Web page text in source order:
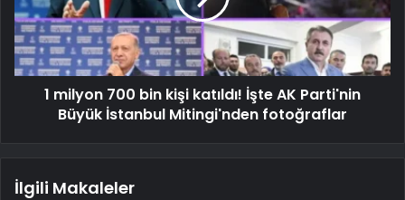
1 milyon 700 bin kişi katıldı! İşte AK Parti'nin
Büyük İstanbul Mitingi'nden fotoğraflar
İlgili Makaleler